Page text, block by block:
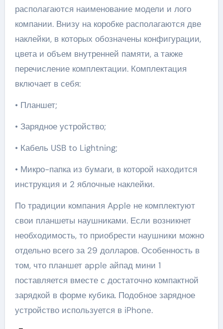
располагаются наименование модели и лого
компании. Внизу на коробке располагаются две
наклейки, в которых обозначены конфигурации,
цвета и объем внутренней памяти, а также
перечисление комплектации. Комплектация
включает в себя:
• Планшет;
• Зарядное устройство;
• Кабель USB to Lightning;
• Микро-папка из бумаги, в которой находится
инструкция и 2 яблочные наклейки.
По традиции компания Apple не комплектуют
свои планшеты наушниками. Если возникнет
необходимость, то приобрести наушники можно
отдельно всего за 29 долларов. Особенность в
том, что планшет apple айпад мини 1
поставляется вместе с достаточно компактной
зарядкой в форме кубика. Подобное зарядное
устройство используется в iPhone.